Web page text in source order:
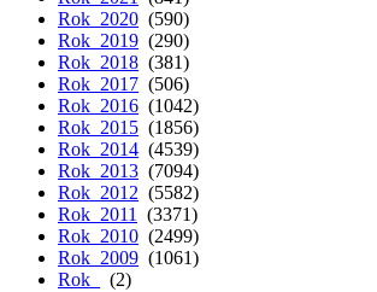
Rok 2020 (590)
Rok 2019 (290)
Rok 2018 (381)
Rok 2017 (506)
Rok 2016 (1042)
Rok 2015 (1856)
Rok 2014 (4539)
Rok 2013 (7094)
Rok 2012 (5582)
Rok 2011
(3371)
Rok 2010 (2499)
Rok 2009 (1061)
Rok
(2)